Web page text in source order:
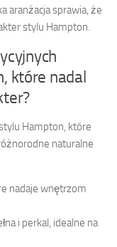
aranżacja sprawia, że
stylu Hampton.
które nadal
Hampton, które
naturalne
nadaje wnętrzom
i perkal, idealne na